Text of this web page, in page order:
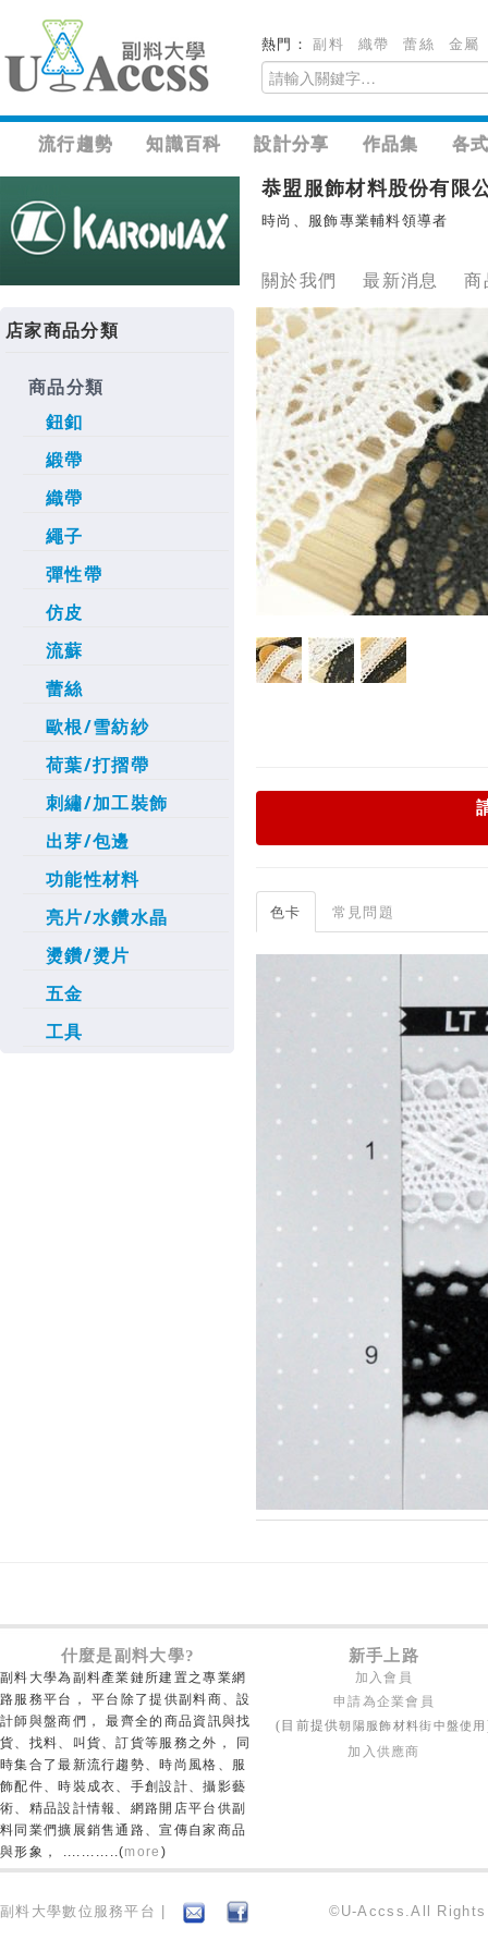
熱門：副料 織帶 蕾絲 金屬
流行趨勢 知識百科 設計分享 作品集 各
恭盟服飾材料股份有限
時尚、服飾專業輔料領導者
關於我們 最新消息 商
店家商品分類
商品分類
鈕釦
緞帶
織帶
繩子
彈性帶
仿皮
流蘇
蕾絲
歐根/雪紡紗
荷葉/打摺帶
刺繡/加工裝飾
出芽/包邊
功能性材料
亮片/水鑽水晶
燙鑽/燙片
五金
工具
色卡 常見問題
什麼是副料大學? 新手上路
副料大學為副料產業鏈所建置之專業網
路服務平台， 平台除了提供副料商、設
計師與盤商們， 最齊全的商品資訊與找
貨、找料、叫貨、訂貨等服務之外， 同
時集合了最新流行趨勢、時尚風格、服
飾配件、時裝成衣、手創設計、攝影藝
術、精品設計情報、網路開店平台供副
料同業們擴展銷售通路、宣傳自家商品
與形象， ............(more )
加入會員
申請為企業會員
(目前提供朝陽服飾材料街中盤使用
加入供應商
副料大學數位服務平台 | ©U-Accss.All Rights